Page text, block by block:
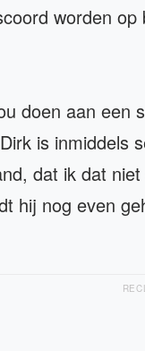
worden op
doen aan een
is inmiddels
dat ik dat
hij nog even